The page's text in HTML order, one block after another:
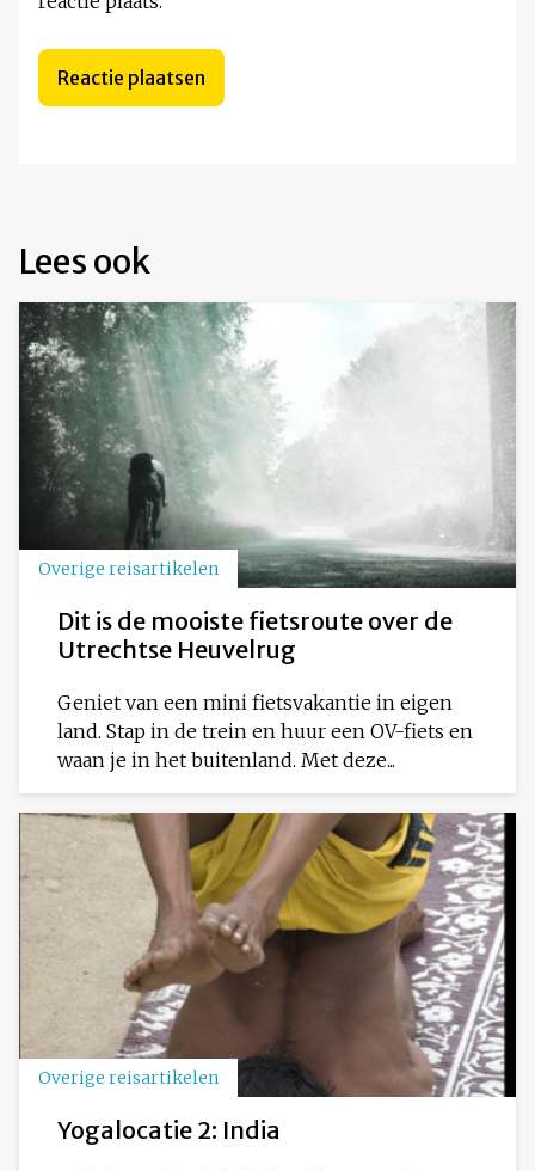
Lees ook
Overige reisartikelen
Dit is de mooiste fietsroute over de
Utrechtse Heuvelrug
Geniet van een mini fietsvakantie in eigen
land. Stap in de trein en huur een OV-fiets en
waan je in het buitenland. Met deze...
Overige reisartikelen
Yogalocatie 2: India